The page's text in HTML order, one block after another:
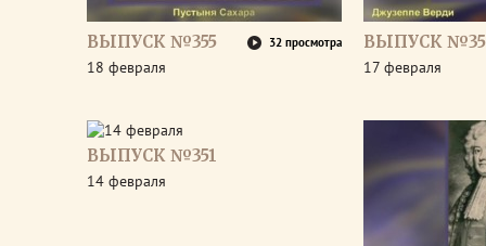
ВЫПУСК №355 32 просмотра
18 февраля
ВЫПУСК
17 февраля
ВЫПУСК №351
14 февраля